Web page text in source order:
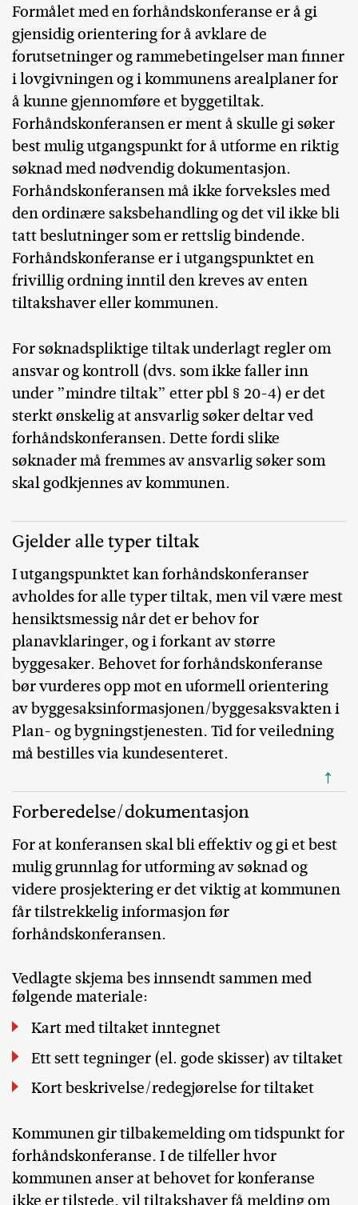
Formålet med en forhåndskonferanse er å gi
gjensidig orientering for å avklare de
forutsetninger og rammebetingelser man finner
i lovgivningen og i kommunens arealplaner for
å kunne gjennomføre et byggetiltak.
Forhåndskonferansen er ment å skulle gi søker
best mulig utgangspunkt for å utforme en riktig
søknad med nødvendig dokumentasjon.
Forhåndskonferansen må ikke forveksles med
den ordinære saksbehandling og det vil ikke bli
tatt beslutninger som er rettslig bindende.
Forhåndskonferanse er i utgangspunktet en
frivillig ordning inntil den kreves av enten
tiltakshaver eller kommunen.
For søknadspliktige tiltak underlagt regler om
ansvar og kontroll (dvs. som ikke faller inn
under ”mindre tiltak” etter pbl § 20-4) er det
sterkt ønskelig at ansvarlig søker deltar ved
forhåndskonferansen. Dette fordi slike
søknader må fremmes av ansvarlig søker som
skal godkjennes av kommunen.
Gjelder alle typer tiltak
I utgangspunktet kan forhåndskonferanser
avholdes for alle typer tiltak, men vil være mest
hensiktsmessig når det er behov for
planavklaringer, og i forkant av større
byggesaker. Behovet for forhåndskonferanse
bør vurderes opp mot en uformell orientering
av byggesaksinformasjonen/byggesaksvakten i
Plan- og bygningstjenesten. Tid for veiledning
må bestilles via kundesenteret.
↑
Forberedelse/dokumentasjon
For at konferansen skal bli effektiv og gi et best
mulig grunnlag for utforming av søknad og
videre prosjektering er det viktig at kommunen
får tilstrekkelig informasjon før
forhåndskonferansen.
Vedlagte skjema bes innsendt sammen med
følgende materiale:
Kart med tiltaket inntegnet
Ett sett tegninger (el. gode skisser) av tiltaket
Kort beskrivelse/redegjørelse for tiltaket
Kommunen gir tilbakemelding om tidspunkt for
forhåndskonferanse. I de tilfeller hvor
kommunen anser at behovet for konferanse
ikke er tilstede, vil tiltakshaver få melding om